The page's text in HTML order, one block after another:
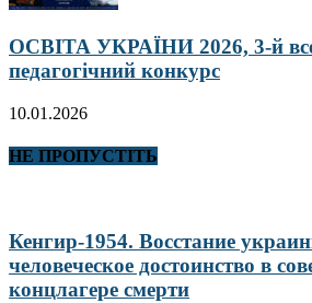
ОСВІТА УКРАЇНИ 2026, 3-й
педагогічний конкурс
10.01.2026
НЕ ПРОПУСТІТЬ
Кенгир-1954. Восстание
человеческое достоинство в
концлагере смерти